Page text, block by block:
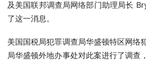
及美国联邦调查局网络部门助理局长
了这一消息。
美国国税局犯罪调查局华盛顿特区网络
局华盛顿外地办事处对此案进行了调查